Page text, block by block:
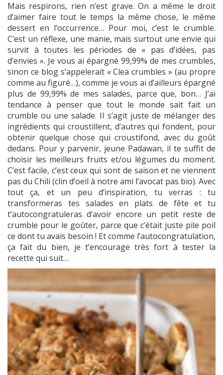
Mais respirons, rien n’est grave. On a même le droit
d’aimer faire tout le temps la même chose, le même
dessert en l’occurrence… Pour moi, c’est le crumble.
C’est un réflexe, une manie, mais surtout une envie qui
survit à toutes les périodes de « pas d’idées, pas
d’envies ». Je vous ai épargné 99,99% de mes crumbles,
sinon ce blog s’appelerait « Clea crumbles » (au propre
comme au figuré…), comme je vous ai d’ailleurs épargné
plus de 99,99% de mes salades, parce que, bon… J’ai
tendance à penser que tout le monde sait fait un
crumble ou une salade. Il s’agit juste de mélanger des
ingrédients qui croustillent, d’autres qui fondent, pour
obtenir quelque chose qui croustifond, avec du goût
dedans. Pour y parvenir, jeune Padawan, il te suffit de
choisir les meilleurs fruits et/ou légumes du moment.
C’est facile, c’est ceux qui sont de saison et ne viennent
pas du Chili (clin d’oeil à notre ami l’avocat pas bio). Avec
tout ça, et un peu d’inspiration, tu verras : tu
transformeras tes salades en plats de fête et tu
t’autocongratuleras d’avoir encore un petit reste de
crumble pour le goûter, parce que c’était juste pile poil
ce dont tu avais besoin ! Et comme l’autocongratulation,
ça fait du bien, je t’encourage très fort à tester la
recette qui suit…